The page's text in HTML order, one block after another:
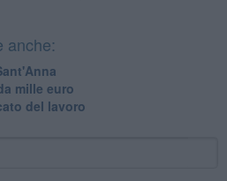
anche:
mille euro
del lavoro